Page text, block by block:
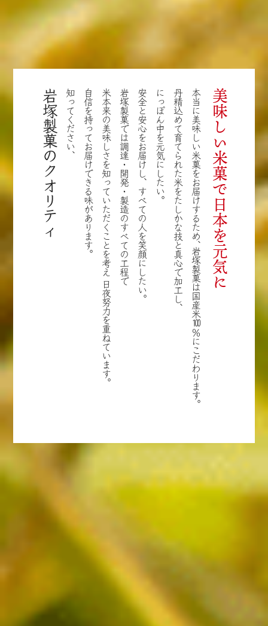
美味しい米菓で
日本を元気に
本当に美味しい米菓をお届けするため、
岩塚製菓は国産米
100
％にこだわります。
丹精込めて育てられた米をたしかな技と真心で加工し、
にっぽん中を元気にしたい。
安全と安心をお届けし、すべての人を笑顔にしたい。
岩塚製菓では調達・開発・製造のすべての工程で
米本来の美味しさを知っていただくことを考え
日夜努力を重ねています。
自信を持ってお届けできる味があります。
知ってください、
岩塚製菓のクオリティ